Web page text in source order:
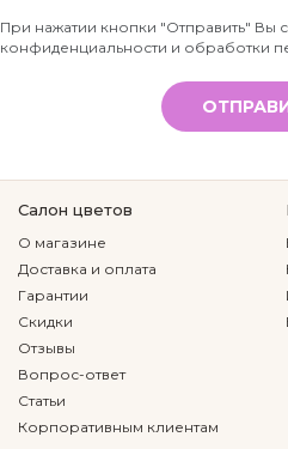
Телефон
*
При нажатии кнопки "Отправить" Вы
конфиденциальности и обработки
Салон цветов
О магазине
Доставка и оплата
Гарантии
Скидки
Отзывы
Вопрос-ответ
Статьи
Корпоративным клиентам